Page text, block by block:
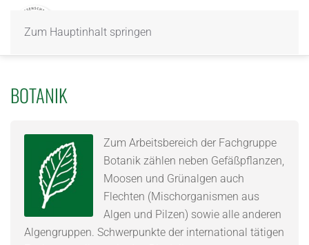
Zum Hauptinhalt springen
BOTANIK
Zum Arbeitsbereich der Fachgruppe
Botanik zählen neben Gefäßpflanzen,
Moosen und Grünalgen auch
Flechten (Mischorganismen aus
Algen und Pilzen) sowie alle anderen
Algengruppen. Schwerpunkte der international tätigen